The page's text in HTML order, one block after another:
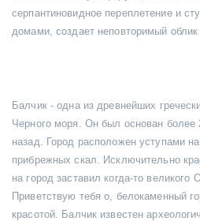
серпантиновидное переплетение и
домами, создает неповторимый облик
Балчик - одна из древнейших
Черного моря. Он был основан более
назад. Город расположен уступами
прибрежных скал. Исключительно
на город заставил когда-то великого
Приветствую тебя о, белокаменный
красотой. Балчик известен